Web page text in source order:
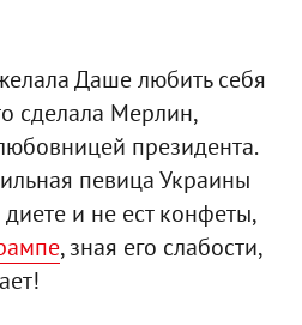
Даше любить себя
сделала Мерлин,
президента.
певица Украины
и не ест конфеты,
, зная его слабости,